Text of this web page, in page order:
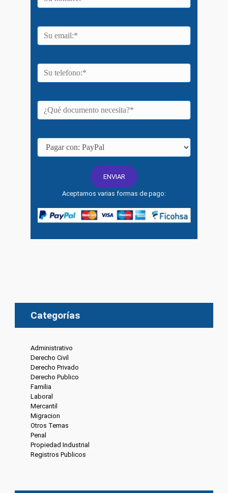
Aceptamos varias formas de pago:
Categorías
Administrativo
Derecho Civil
Derecho Privado
Derecho Publico
Familia
Laboral
Mercantil
Migracion
Otros Temas
Penal
Propiedad Industrial
Registros Publicos